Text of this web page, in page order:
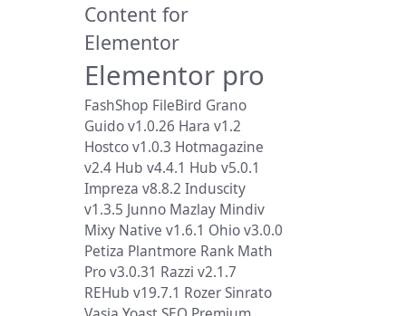
Content for
Elementor
Elementor pro
FashShop FileBird Grano
Guido v1.0.26 Hara v1.2
Hostco v1.0.3 Hotmagazine
v2.4 Hub v4.4.1 Hub v5.0.1
Impreza v8.8.2 Induscity
v1.3.5 Junno Mazlay Mindiv
Mixy Native v1.6.1 Ohio v3.0.0
Petiza Plantmore Rank Math
Pro v3.0.31 Razzi v2.1.7
REHub v19.7.1 RozerSinrato